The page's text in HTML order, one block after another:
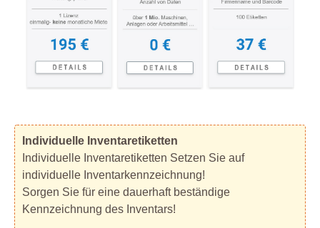
Individuelle Inventaretiketten
Individuelle Inventaretiketten Setzen Sie auf
individuelle Inventarkennzeichnung!
Sorgen Sie für eine dauerhaft beständige
Kennzeichnung des Inventars!